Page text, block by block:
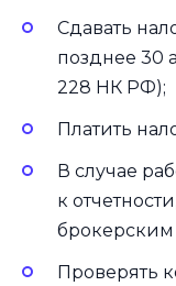
Сдавать
позднее 30
228 НК РФ);
Платить
В случае
к
Проверять